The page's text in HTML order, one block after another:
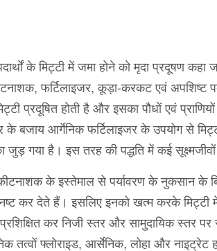
के मिट्टी में जमा होने को मृदा प्रदूषण कहा
,फर्टिलाइजर,कूड़ा-करकट एवं अपशिष्ट
प्रदूषित होती है और इसका पौधों एवं
के बजाय आर्गेनिक फर्टिलाइजर के उपयोग से
जुड़ गया है। इस तरह की पद्धति में कई
के इस्तेमाल से पर्यावरण के नुकसान के
कर देते हैं। इसलिए इनको खत्म करके मिट्टी
कर निजी स्तर और सामुदायिक स्तर
तत्वों फ्लोराइड, आर्सेनिक,लोहा और नाइट्रेट